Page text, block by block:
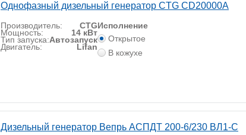
Однофазный дизельный генератор CTG CD20000A
Производитель: CTG
Мощность: 14 кВт
Тип запуска:Автозапуск
Двигатель: Lifan
Исполнение
Открытое
В кожухе
Дизельный генератор Вепрь АСПДТ 200-6/230 ВЛ1-С